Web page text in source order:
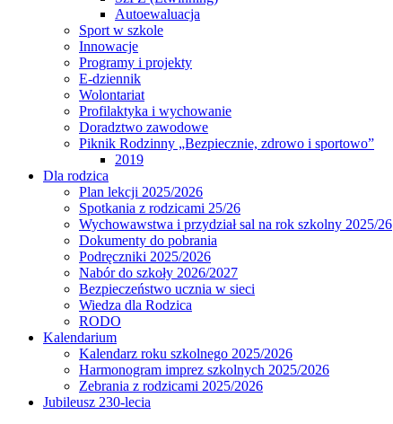
Autoewaluacja
Sport w szkole
Innowacje
Programy i projekty
E-dziennik
Wolontariat
Profilaktyka i wychowanie
Doradztwo zawodowe
Piknik Rodzinny „Bezpiecznie, zdrowo i sportowo”
2019
Dla rodzica
Plan lekcji 2025/2026
Spotkania z rodzicami 25/26
Wychowawstwa i przydział sal na rok szkolny 2025/26
Dokumenty do pobrania
Podręczniki 2025/2026
Nabór do szkoły 2026/2027
Bezpieczeństwo ucznia w sieci
Wiedza dla Rodzica
RODO
Kalendarium
Kalendarz roku szkolnego 2025/2026
Harmonogram imprez szkolnych 2025/2026
Zebrania z rodzicami 2025/2026
Jubileusz 230-lecia